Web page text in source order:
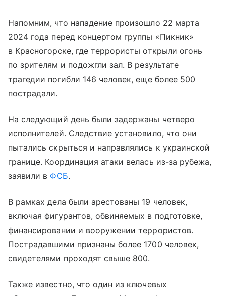
Напомним, что нападение произошло 22 марта
2024 года перед концертом группы «Пикник»
в Красногорске, где террористы открыли огонь
по зрителям и подожгли зал. В результате
трагедии погибли 146 человек, еще более 500
пострадали.
На следующий день были задержаны четверо
исполнителей. Следствие установило, что они
пытались скрыться и направлялись к украинской
границе. Координация атаки велась из-за рубежа,
заявили в ФСБ.
В рамках дела были арестованы 19 человек,
включая фигурантов, обвиняемых в подготовке,
финансировании и вооружении террористов.
Пострадавшими признаны более 1700 человек,
свидетелями проходят свыше 800.
Также известно, что один из ключевых